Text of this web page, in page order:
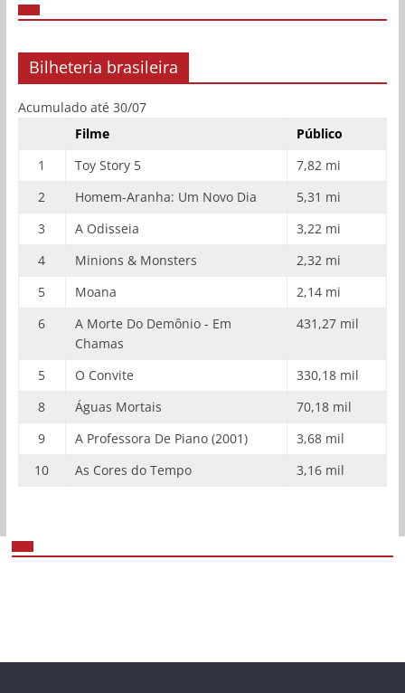
Bilheteria brasileira
Acumulado até 30/07
Filme
Público
1
Toy Story 5
7,82 mi
2
Homem-Aranha: Um Novo Dia
5,31 mi
3
A Odisseia
3,22 mi
4
Minions & Monsters
2,32 mi
5
Moana
2,14 mi
6
A Morte Do Demônio - Em
Chamas
431,27 mil
5 O Convite
330,18 mil
8
Águas Mortais
70,18 mil
9
A Professora De Piano (2001)
3,68 mil
10
As Cores do Tempo 3,16 mil